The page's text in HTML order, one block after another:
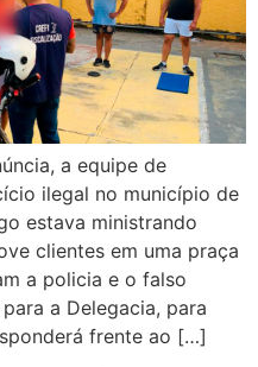
a equipe de
ilegal no município de
estava ministrando
clientes em uma praça
a policia e o falso
a Delegacia, para
frente ao […]